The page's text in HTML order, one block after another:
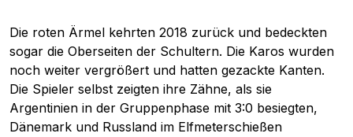
Die roten Ärmel kehrten 2018 zurück und bedeckten
sogar die Oberseiten der Schultern. Die Karos wurden
noch weiter vergrößert und hatten gezackte Kanten.
Die Spieler selbst zeigten ihre Zähne, als sie
Argentinien in der Gruppenphase mit 3:0 besiegten,
Dänemark und Russland im Elfmeterschießen